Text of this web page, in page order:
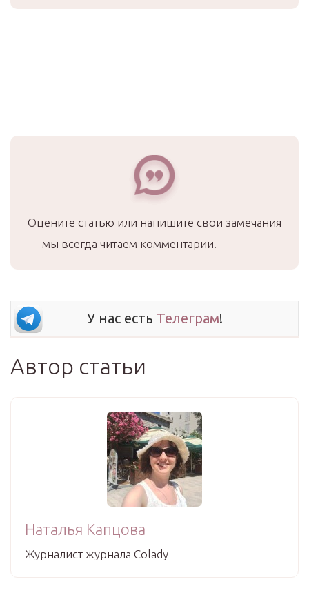
Оцените статью или напишите свои замечания
— мы всегда читаем комментарии.
У нас есть Телеграм!
Автор статьи
Наталья Капцова
Журналист журнала Colady